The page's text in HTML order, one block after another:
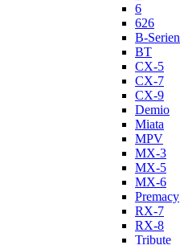
6
626
B-Serien
BT
CX-5
CX-7
CX-9
Demio
Miata
MPV
MX-3
MX-5
MX-6
Premacy
RX-7
RX-8
Tribute